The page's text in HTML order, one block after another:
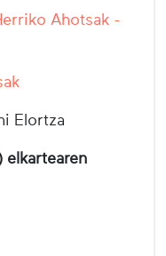
Ahotsak -
Elortza
elkartearen